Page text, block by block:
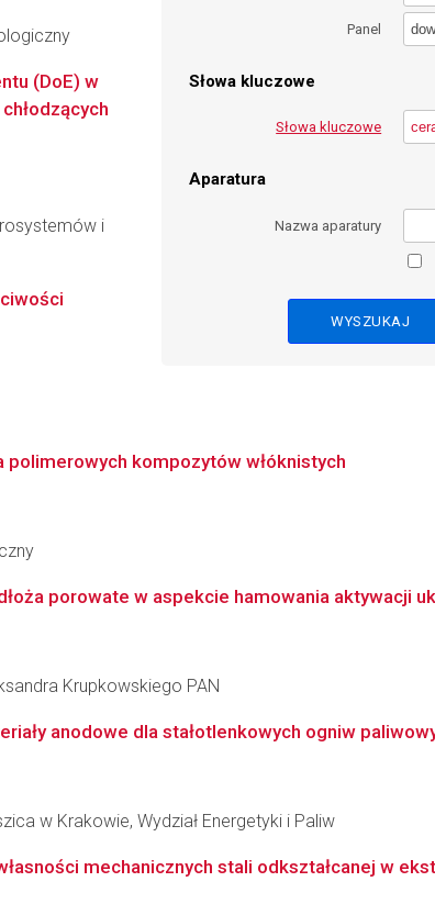
Panel
Słowa kluczowe
Słowa kluczowe
Aparatura
Nazwa aparatury
(DoE) w
i
kompozytów włóknistych
porowate w aspekcie hamowania aktywacji
Krupkowskiego PAN
anodowe dla stałotlenkowych ogniw
w Krakowie, Wydział Energetyki i Paliw
mechanicznych stali odkształcanej w